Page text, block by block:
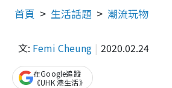
首頁 生活話題 潮流玩物
文: Femi Cheung 2020.02.24
在Google追蹤
《UHK 港生活》